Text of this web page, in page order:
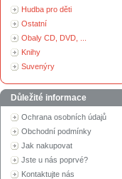
Hudba pro děti
Ostatní
Obaly CD, DVD, ...
Knihy
Suvenýry
Důležité informace
Ochrana osobních údajů
Obchodní podmínky
Jak nakupovat
Jste u nás poprvé?
Kontaktujte nás